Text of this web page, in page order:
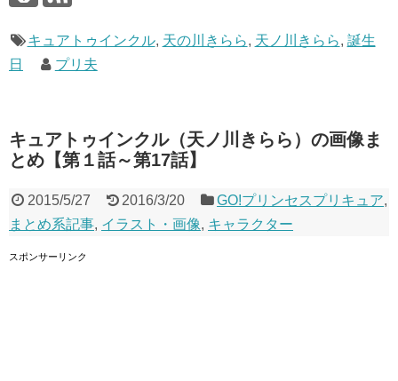
キュアトゥインクル, 天の川きらら, 天ノ川きらら, 誕生
日
プリ夫
キュアトゥインクル（天ノ川きらら）の画像ま
とめ【第１話～第17話】
2015/5/27 2016/3/20 GO!プリンセスプリキュア,
まとめ系記事, イラスト・画像, キャラクター
スポンサーリンク